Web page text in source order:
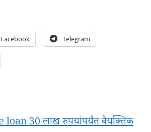
Facebook Telegram
30 लाख रुपयांपर्यंत वैयक्तिक